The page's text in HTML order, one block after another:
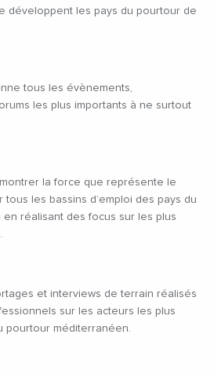
développent les pays du pourtour de
tous les évènements,
les plus importants à ne surtout
la force que représente le
les bassins d’emploi des pays du
réalisant des focus sur les plus
et interviews de terrain réalisés
sur les acteurs les plus
pourtour méditerranéen.